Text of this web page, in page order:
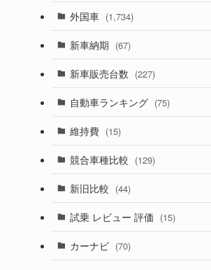
(1,321)
(329)
(525)
(357)
(328)
(194)
(230)
(253)
外国車 (1,734)
(188)
(242)
(85)
(84)
(14)
(222)
(50)
(58)
新車納期 (67)
(28)
(8)
(3)
(3)
(5)
(1)
新車販売台数 (227)
(21)
(5)
(7)
(5)
自動車ランキング (75)
維持費 (15)
競合車種比較 (129)
新旧比較 (44)
試乗 レビュー 評価 (15)
カーナビ (70)